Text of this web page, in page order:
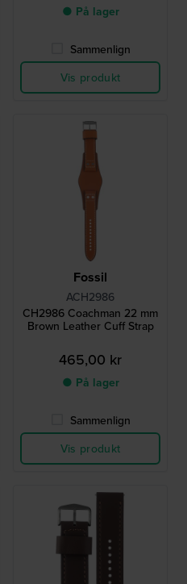
● På lager
Sammenlign
Vis produkt
Fossil
ACH2986
CH2986 Coachman 22 mm
Brown Leather Cuff Strap
465,00 kr
● På lager
Sammenlign
Vis produkt